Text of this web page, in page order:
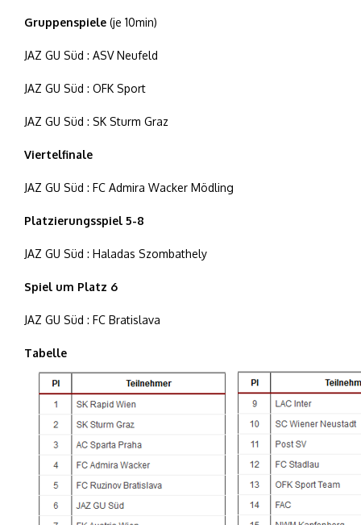
Gruppenspiele (je 10min)
JAZ GU Süd : ASV Neufeld
JAZ GU Süd : OFK Sport
JAZ GU Süd : SK Sturm Graz
Viertelfinale
JAZ GU Süd : FC Admira Wacker Mödling
Platzierungsspiel 5-8
JAZ GU Süd : Haladas Szombathely
Spiel um Platz 6
JAZ GU Süd : FC Bratislava
Tabelle